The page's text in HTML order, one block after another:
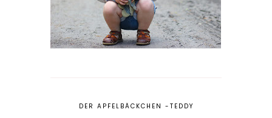
DER APFELBÄCKCHEN -TEDDY